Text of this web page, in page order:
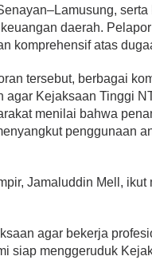
daerah.
komprehensif atas
tersebut, berbagai
agar Kejaksaan Tinggi
menilai bahwa
penggunaan
Jamaluddin Mell,
agar bekerja
siap menggeruduk